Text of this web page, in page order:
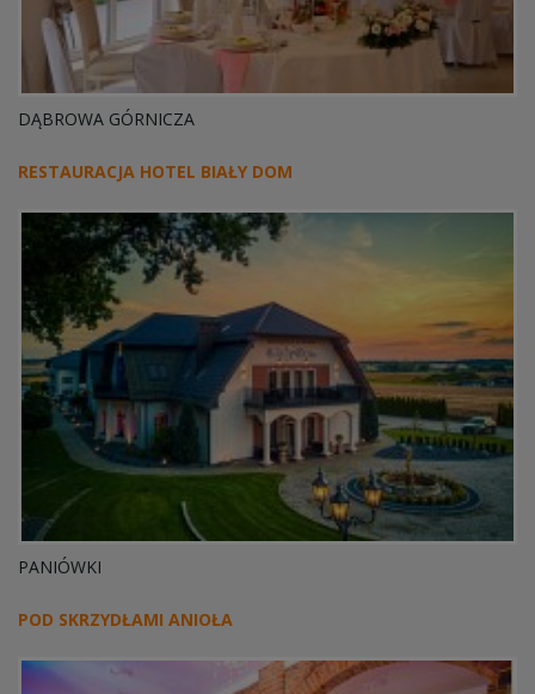
DĄBROWA GÓRNICZA
RESTAURACJA HOTEL BIAŁY DOM
PANIÓWKI
POD SKRZYDŁAMI ANIOŁA